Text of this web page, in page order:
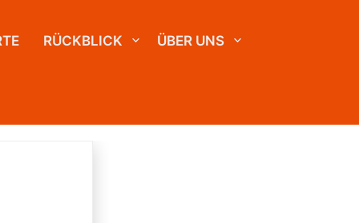
RÜCKBLICK ÜBER UNS